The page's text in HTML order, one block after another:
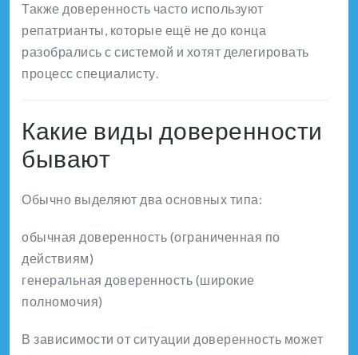
Также доверенность часто используют
репатрианты, которые ещё не до конца
разобрались с системой и хотят делегировать
процесс специалисту.
Какие виды доверенности
бывают
Обычно выделяют два основных типа:
обычная доверенность (ограниченная по
действиям)
генеральная доверенность (широкие
полномочия)
В зависимости от ситуации доверенность может